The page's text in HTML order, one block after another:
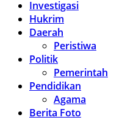
Investigasi
Hukrim
Daerah
Peristiwa
Politik
Pemerintah
Pendidikan
Agama
Berita Foto